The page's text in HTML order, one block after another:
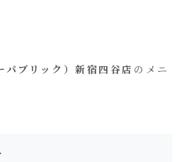
ブリック）新宿四谷店 のメニ